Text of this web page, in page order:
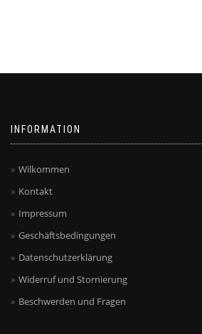
INFORMATION
Wilkommen
Kontakt
Impressum
Geschäftsbedingungen
Datenschutzerklärung
Widerruf und Stornierung
Beschwerden und Fragen